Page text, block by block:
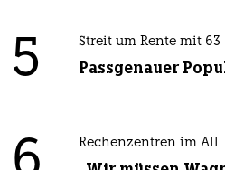
5 Streit um Rente mit 63
Passgenauer
Rechenzentren im All